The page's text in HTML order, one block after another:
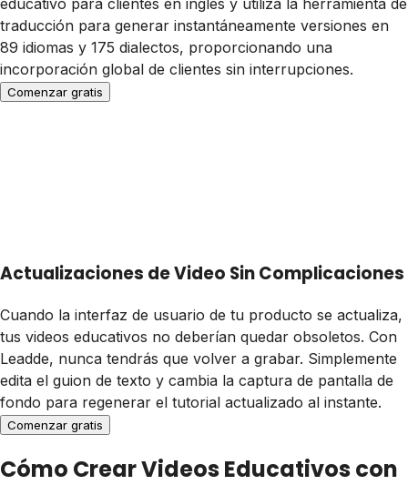
educativo para clientes en inglés y utiliza la herramienta de
traducción para generar instantáneamente versiones en
89 idiomas y 175 dialectos, proporcionando una
incorporación global de clientes sin interrupciones.
Comenzar gratis
Actualizaciones de Video Sin Complicaciones
Cuando la interfaz de usuario de tu producto se actualiza,
tus videos educativos no deberían quedar obsoletos. Con
Leadde, nunca tendrás que volver a grabar. Simplemente
edita el guion de texto y cambia la captura de pantalla de
fondo para regenerar el tutorial actualizado al instante.
Comenzar gratis
Cómo Crear Videos Educativos con